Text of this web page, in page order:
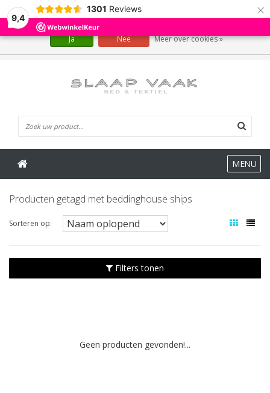
9,4
1301 Reviews ×
MENU
Producten getagd met beddinghouse ships
Sorteren op:
Filters tonen
Geen producten gevonden!...
Wij slaan cookies op om onze website te verbeteren. Is dat akkoord?
Ja Nee Meer over cookies »